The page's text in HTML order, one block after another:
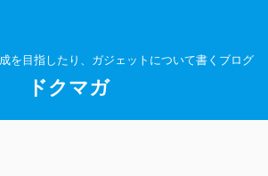
を目指したり、ガジェットについて書くブログ
ドクマガ